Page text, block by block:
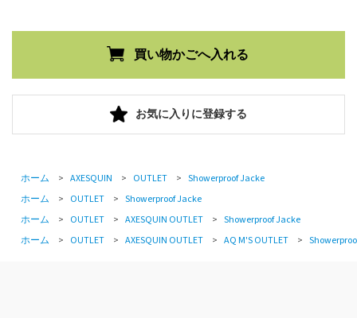
お気に入りに登録する
ホーム > AXESQUIN > OUTLET > Showerproof Jacke
ホーム
> OUTLET > Showerproof Jacke
ホーム
> OUTLET > AXESQUIN OUTLET > Showerproof Jacke
ホーム
> OUTLET > AXESQUIN OUTLET > AQ M'S OUTLET >